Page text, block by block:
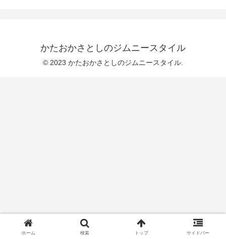
かたおかさとしのジムニースタイル
© 2023 かたおかさとしのジムニースタイル.
ホーム 検索 トップ サイドバー